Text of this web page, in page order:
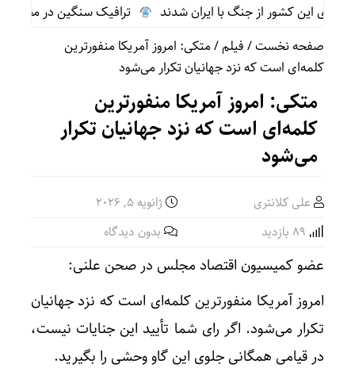
ترافیک سنگین در محورهای
صفحه نخست/ فیلم / متکی: امروز آمریکا منفورترین
کلمه‌ای است که نزد جهانیان تکرار می‌شود
متکی: امروز آمریکا منفورترین
کلمه‌ای است که نزد جهانیان تکرار
می‌شود
علی کلانتری
ژانویه 5, 2026
بدون دیدگاه
عضو کمیسیون اقتصاد مجلس در صحن علنی:
امروز آمریکا منفورترین کلمه‌ای است که نزد جهانیان
تکرار می‌شود. اگر رای شما تأیید این جنایات نیست،
در قیامی همگانی جلوی این گاو وحشی را بگیرید.